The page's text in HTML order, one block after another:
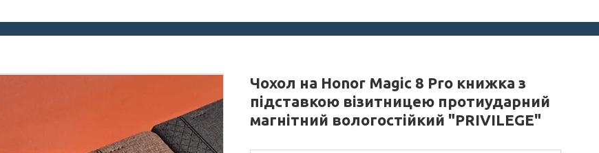
Чохол на Honor Magic 8 Pro книжка з
підставкою візитницею протиударний
магнітний вологостійкий "PRIVILEGE"